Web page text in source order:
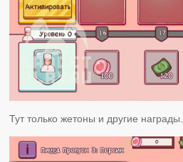
Тут только жетоны и другие награды.